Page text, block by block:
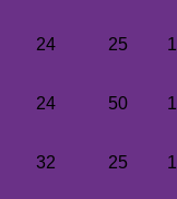
24 25
24 50
32 25